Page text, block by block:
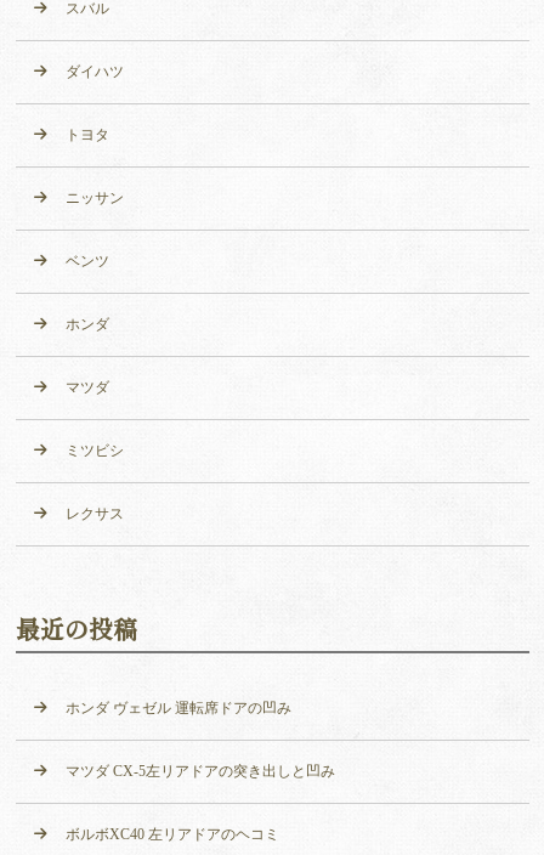
スバル
ダイハツ
トヨタ
ニッサン
ベンツ
ホンダ
マツダ
ミツビシ
レクサス
最近の投稿
ホンダ ヴェゼル 運転席ドアの凹み
マツダ CX-5左リアドアの突き出しと凹み
ボルボXC40 左リアドアのヘコミ